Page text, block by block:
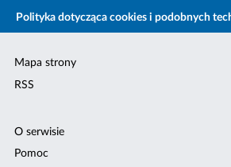
Polityka dotycząca cookies i podobnych
Mapa strony
RSS
O serwisie
Pomoc